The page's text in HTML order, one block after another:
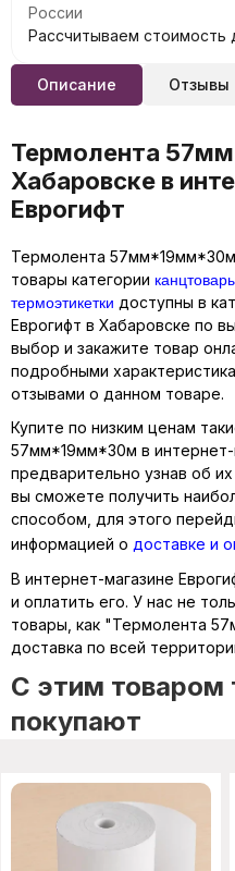
России
Рассчитываем стоимость
Описание Отзывы
Термолента
Хабаровске в
Еврогифт
Термолента
товары категории
термоэтикетки доступны в
Еврогифт в Хабаровске по
выбор и закажите товар
подробными
отзывами о данном товаре.
Купите по низким ценам
57мм*19мм*30м в интернет-
предварительно узнав об
вы сможете получить
способом, для этого
информацией о доставке и
В интернет-магазине
и оплатить его. У нас не
товары, как "Термолента
доставка по всей
C этим товаром
покупают